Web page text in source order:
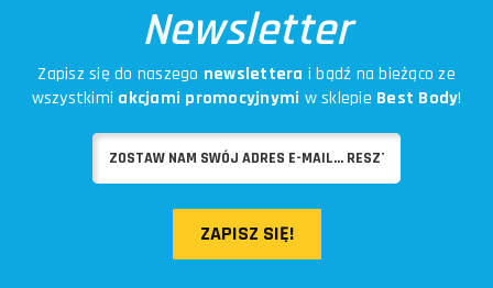
Newsletter
Zapisz się do naszego newslettera i bądź na bieżąco ze
wszystkimi akcjami promocyjnymi w sklepie Best Body!
ZAPISZ SIĘ!